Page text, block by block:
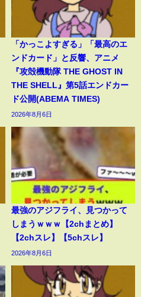
「かっこよすぎる」「最高のエ
ンドカード」と反響、アニメ
『攻殻機動隊 THE GHOST IN
THE SHELL』第5話エンドカー
ド公開(ABEMA TIMES)
2026年8月6日
最強のアジフライ、見つかって
しまうｗｗｗ【2chまとめ】
【2chスレ】【5chスレ】
2026年8月6日